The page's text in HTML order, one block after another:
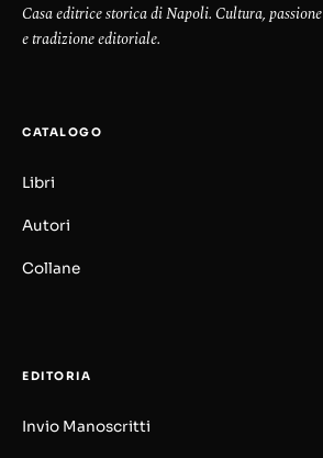
Casa editrice storica di Napoli. Cultura, passione
e tradizione editoriale.
CATALOGO
Libri
Autori
Collane
EDITORIA
Invio Manoscritti